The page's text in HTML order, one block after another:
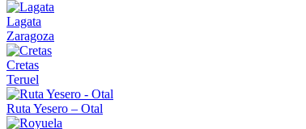
Lagata
Zaragoza
Cretas
Teruel
Ruta Yesero – Otal